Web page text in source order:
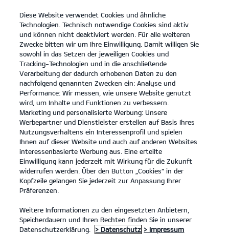
open
menu
KONTAKT
ÜBER UNS
Modelle
Business
Diese Website verwendet Cookies und ähnliche
Technologien. Technisch notwendige Cookies sind aktiv
und können nicht deaktiviert werden. Für alle weiteren
Zwecke bitten wir um Ihre Einwilligung. Damit willigen Sie
sowohl in das Setzen der jeweiligen Cookies und
Tracking-Technologien und in die anschließende
Verarbeitung der dadurch erhobenen Daten zu den
nachfolgend genannten Zwecken ein: Analyse und
Performance: Wir messen, wie unsere Website genutzt
wird, um Inhalte und Funktionen zu verbessern.
Marketing und personalisierte Werbung: Unsere
Werbepartner und Dienstleister erstellen auf Basis Ihres
Nutzungsverhaltens ein Interessenprofil und spielen
Ihnen auf dieser Website und auch auf anderen Websites
interessenbasierte Werbung aus. Eine erteilte
Einwilligung kann jederzeit mit Wirkung für die Zukunft
widerrufen werden. Über den Button „Cookies“ in der
Kopfzeile gelangen Sie jederzeit zur Anpassung Ihrer
Präferenzen.
Weitere Informationen zu den eingesetzten Anbietern,
Speicherdauern und Ihren Rechten finden Sie in unserer
Datenschutzerklärung.
> Datenschutz > Impressum